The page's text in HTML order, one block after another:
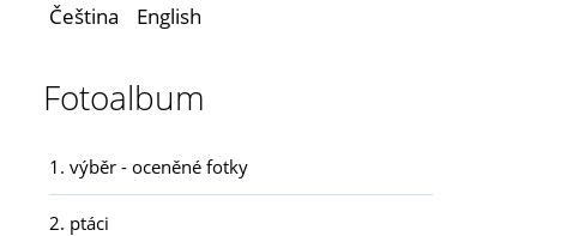
Čeština English
Fotoalbum
1. výběr - oceněné fotky
2. ptáci